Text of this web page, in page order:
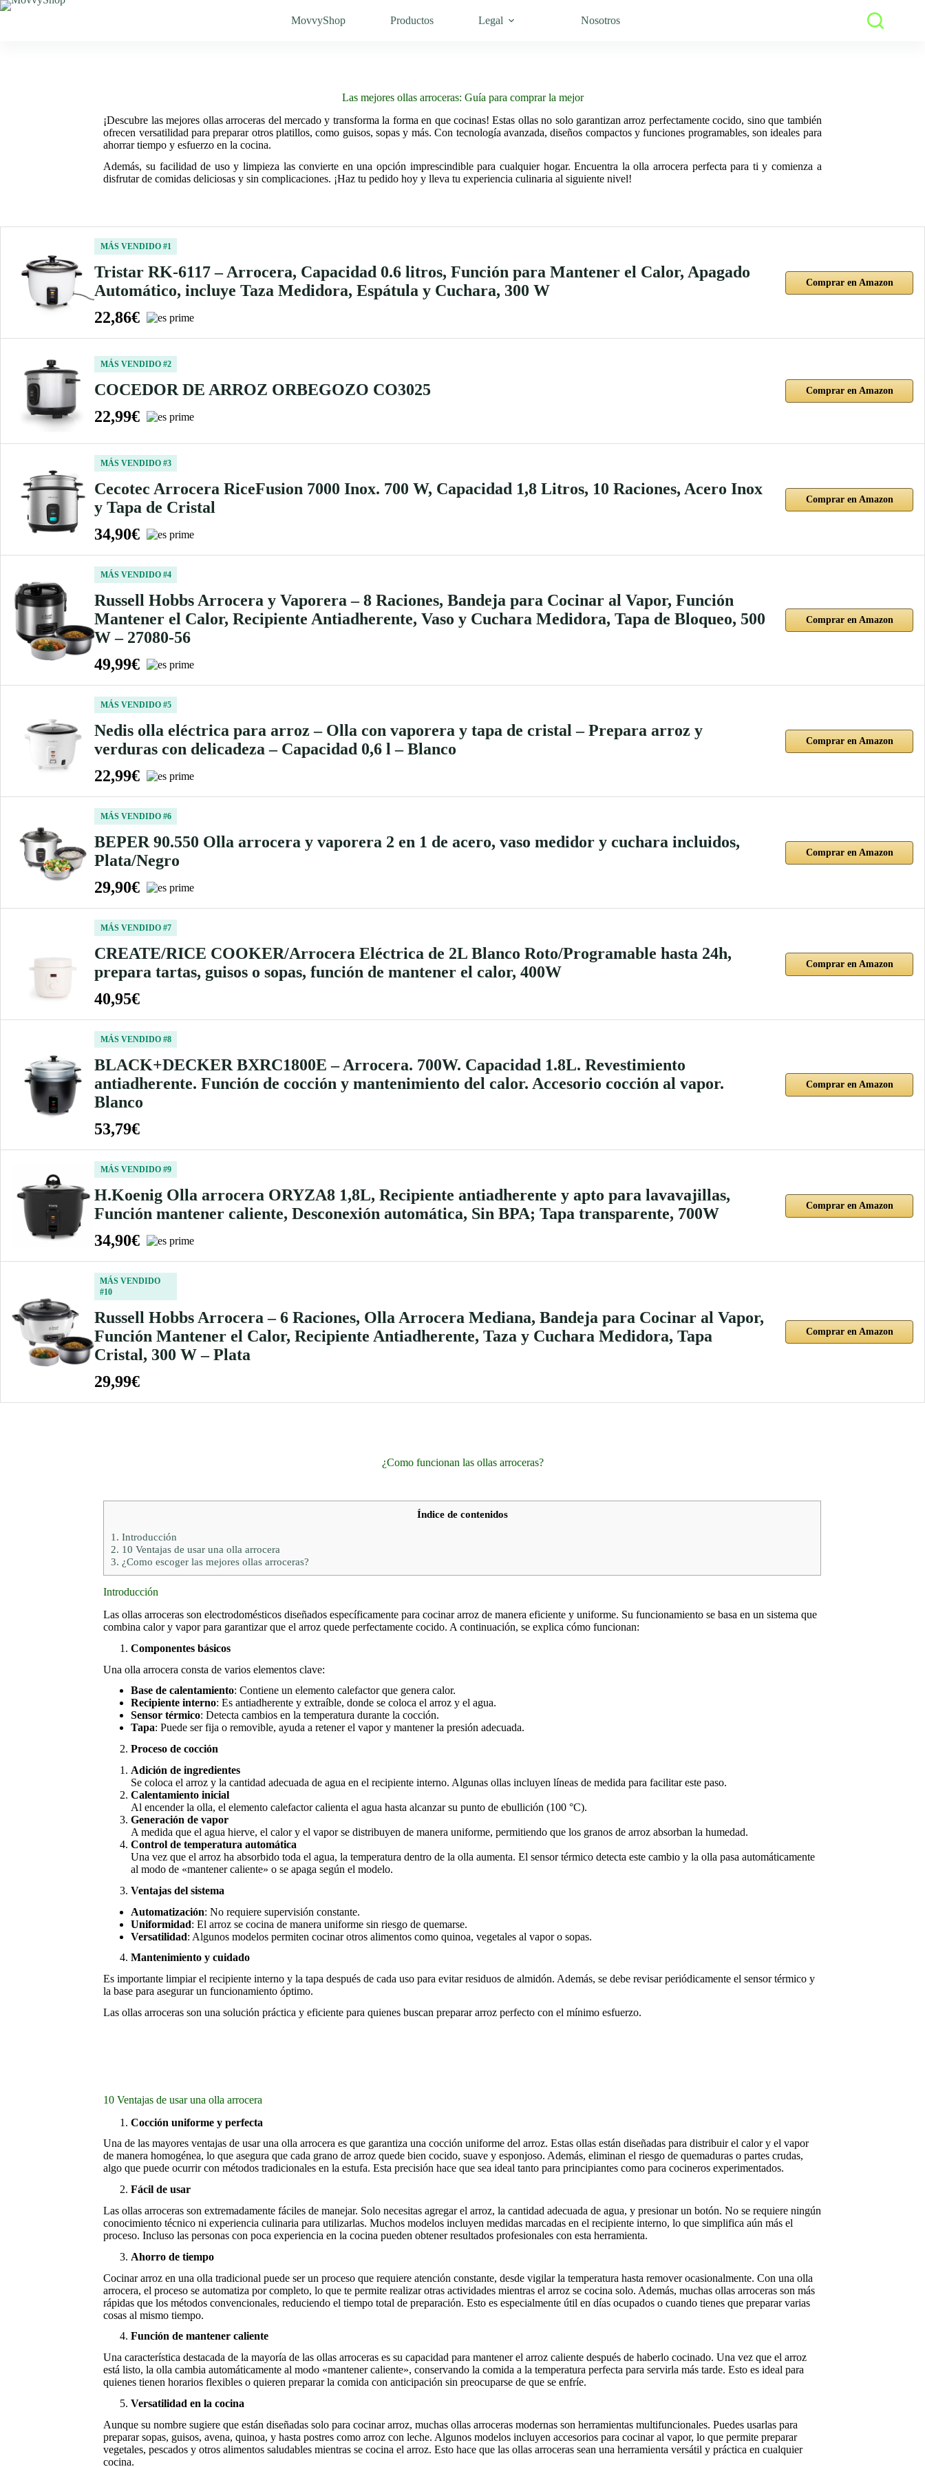
Saltar
MovvyShop Productos Legal Nosotros
Las mejores ollas arroceras: Guía para comprar la mejor
¡Descubre las mejores ollas arroceras del mercado y transforma la forma en que cocinas! Estas ollas no solo garantizan arroz perfectamente cocido, sino que también
ofrecen versatilidad para preparar otros platillos, como guisos, sopas y más. Con tecnología avanzada, diseños compactos y funciones programables, son ideales para
ahorrar tiempo y esfuerzo en la cocina.
Además, su facilidad de uso y limpieza las convierte en una opción imprescindible para cualquier hogar. Encuentra la olla arrocera perfecta para ti y comienza a
disfrutar de comidas deliciosas y sin complicaciones. ¡Haz tu pedido hoy y lleva tu experiencia culinaria al siguiente nivel!
MÁS VENDIDO #1
Tristar RK-6117 – Arrocera, Capacidad 0.6 litros, Función para Mantener el Calor, Apagado
Automático, incluye Taza Medidora, Espátula y Cuchara, 300 W
22,86€
Comprar en Amazon
MÁS VENDIDO #2
COCEDOR DE ARROZ ORBEGOZO CO3025
22,99€
Comprar en Amazon
MÁS VENDIDO #3
Cecotec Arrocera RiceFusion 7000 Inox. 700 W, Capacidad 1,8 Litros, 10 Raciones, Acero Inox
y Tapa de Cristal
34,90€
Comprar en Amazon
MÁS VENDIDO #4
Russell Hobbs Arrocera y Vaporera – 8 Raciones, Bandeja para Cocinar al Vapor, Función
Mantener el Calor, Recipiente Antiadherente, Vaso y Cuchara Medidora, Tapa de Bloqueo, 500
W – 27080-56
49,99€
Comprar en Amazon
MÁS VENDIDO #5
Nedis olla eléctrica para arroz – Olla con vaporera y tapa de cristal – Prepara arroz y
verduras con delicadeza – Capacidad 0,6 l – Blanco
22,99€
Comprar en Amazon
MÁS VENDIDO #6
BEPER 90.550 Olla arrocera y vaporera 2 en 1 de acero, vaso medidor y cuchara incluidos,
Plata/Negro
29,90€
Comprar en Amazon
MÁS VENDIDO #7
CREATE/RICE COOKER/Arrocera Eléctrica de 2L Blanco Roto/Programable hasta 24h,
prepara tartas, guisos o sopas, función de mantener el calor, 400W
40,95€
Comprar en Amazon
MÁS VENDIDO #8
BLACK+DECKER BXRC1800E – Arrocera. 700W. Capacidad 1.8L. Revestimiento
antiadherente. Función de cocción y mantenimiento del calor. Accesorio cocción al vapor.
Blanco
53,79€
Comprar en Amazon
MÁS VENDIDO #9
H.Koenig Olla arrocera ORYZA8 1,8L, Recipiente antiadherente y apto para lavavajillas,
Función mantener caliente, Desconexión automática, Sin BPA; Tapa transparente, 700W
34,90€
Comprar en Amazon
MÁS VENDIDO
#10
Russell Hobbs Arrocera – 6 Raciones, Olla Arrocera Mediana, Bandeja para Cocinar al Vapor,
Función Mantener el Calor, Recipiente Antiadherente, Taza y Cuchara Medidora, Tapa
Cristal, 300 W – Plata
29,99€
Comprar en Amazon
¿Como funcionan las ollas arroceras?
Índice de contenidos
1. Introducción
2. 10 Ventajas de usar una olla arrocera
3. ¿Como escoger las mejores ollas arroceras?
Introducción
Las ollas arroceras son electrodomésticos diseñados específicamente para cocinar arroz de manera eficiente y uniforme. Su funcionamiento se basa en un sistema que
combina calor y vapor para garantizar que el arroz quede perfectamente cocido. A continuación, se explica cómo funcionan:
Componentes básicos
Una olla arrocera consta de varios elementos clave:
Base de calentamiento: Contiene un elemento calefactor que genera calor.
Recipiente interno: Es antiadherente y extraíble, donde se coloca el arroz y el agua.
Sensor térmico: Detecta cambios en la temperatura durante la cocción.
Tapa: Puede ser fija o removible, ayuda a retener el vapor y mantener la presión adecuada.
Proceso de cocción
Adición de ingredientes
Se coloca el arroz y la cantidad adecuada de agua en el recipiente interno. Algunas ollas incluyen líneas de medida para facilitar este paso.
Calentamiento inicial
Al encender la olla, el elemento calefactor calienta el agua hasta alcanzar su punto de ebullición (100 °C).
Generación de vapor
A medida que el agua hierve, el calor y el vapor se distribuyen de manera uniforme, permitiendo que los granos de arroz absorban la humedad.
Control de temperatura automática
Una vez que el arroz ha absorbido toda el agua, la temperatura dentro de la olla aumenta. El sensor térmico detecta este cambio y la olla pasa automáticamente
al modo de «mantener caliente» o se apaga según el modelo.
Ventajas del sistema
Automatización: No requiere supervisión constante.
Uniformidad: El arroz se cocina de manera uniforme sin riesgo de quemarse.
Versatilidad: Algunos modelos permiten cocinar otros alimentos como quinoa, vegetales al vapor o sopas.
Mantenimiento y cuidado
Es importante limpiar el recipiente interno y la tapa después de cada uso para evitar residuos de almidón. Además, se debe revisar periódicamente el sensor térmico y
la base para asegurar un funcionamiento óptimo.
Las ollas arroceras son una solución práctica y eficiente para quienes buscan preparar arroz perfecto con el mínimo esfuerzo.
10 Ventajas de usar una olla arrocera
Cocción uniforme y perfecta
Una de las mayores ventajas de usar una olla arrocera es que garantiza una cocción uniforme del arroz. Estas ollas están diseñadas para distribuir el calor y el vapor
de manera homogénea, lo que asegura que cada grano de arroz quede bien cocido, suave y esponjoso. Además, eliminan el riesgo de quemaduras o partes crudas,
algo que puede ocurrir con métodos tradicionales en la estufa. Esta precisión hace que sea ideal tanto para principiantes como para cocineros experimentados.
Fácil de usar
Las ollas arroceras son extremadamente fáciles de manejar. Solo necesitas agregar el arroz, la cantidad adecuada de agua, y presionar un botón. No se requiere ningún
conocimiento técnico ni experiencia culinaria para utilizarlas. Muchos modelos incluyen medidas marcadas en el recipiente interno, lo que simplifica aún más el
proceso. Incluso las personas con poca experiencia en la cocina pueden obtener resultados profesionales con esta herramienta.
Ahorro de tiempo
Cocinar arroz en una olla tradicional puede ser un proceso que requiere atención constante, desde vigilar la temperatura hasta remover ocasionalmente. Con una olla
arrocera, el proceso se automatiza por completo, lo que te permite realizar otras actividades mientras el arroz se cocina solo. Además, muchas ollas arroceras son más
rápidas que los métodos convencionales, reduciendo el tiempo total de preparación. Esto es especialmente útil en días ocupados o cuando tienes que preparar varias
cosas al mismo tiempo.
Función de mantener caliente
Una característica destacada de la mayoría de las ollas arroceras es su capacidad para mantener el arroz caliente después de haberlo cocinado. Una vez que el arroz
está listo, la olla cambia automáticamente al modo «mantener caliente», conservando la comida a la temperatura perfecta para servirla más tarde. Esto es ideal para
quienes tienen horarios flexibles o quieren preparar la comida con anticipación sin preocuparse de que se enfríe.
Versatilidad en la cocina
Aunque su nombre sugiere que están diseñadas solo para cocinar arroz, muchas ollas arroceras modernas son herramientas multifuncionales. Puedes usarlas para
preparar sopas, guisos, avena, quinoa, y hasta postres como arroz con leche. Algunos modelos incluyen accesorios para cocinar al vapor, lo que permite preparar
vegetales, pescados y otros alimentos saludables mientras se cocina el arroz. Esto hace que las ollas arroceras sean una herramienta versátil y práctica en cualquier
cocina.